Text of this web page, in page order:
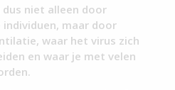
niet alleen door
maar door
waar het virus zich
en waar je met velen